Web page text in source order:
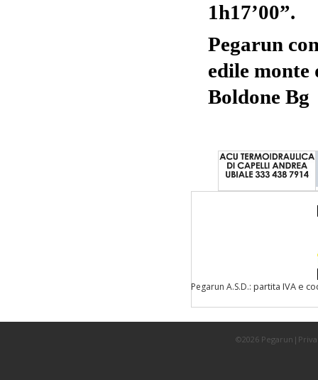
1h17’00”.
Pegarun
edile monte
Boldone
Pegarun A.S.D.: partita IVA e
©2026 Pegarun|